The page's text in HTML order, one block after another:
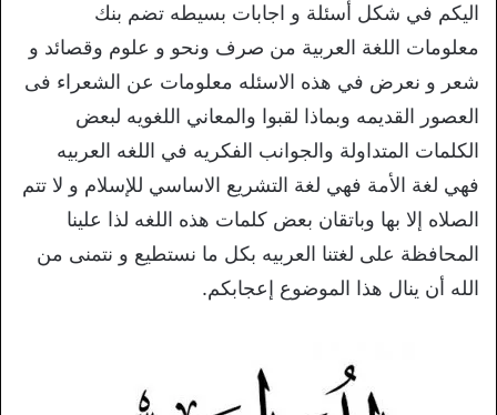
اليكم في شكل أسئلة و اجابات بسيطه تضم بنك
معلومات اللغة العربية من صرف ونحو و علوم وقصائد و
شعر و نعرض في هذه الاسئله معلومات عن الشعراء فى
العصور القديمه وبماذا لقبوا والمعاني اللغويه لبعض
الكلمات المتداولة والجوانب الفكريه في اللغه العربيه
فهي لغة الأمة فهي لغة التشريع الاساسي للإسلام و لا تتم
الصلاه إلا بها وباتقان بعض كلمات هذه اللغه لذا علينا
المحافظة على لغتنا العربيه بكل ما نستطيع و نتمنى من
الله أن ينال هذا الموضوع إعجابكم.